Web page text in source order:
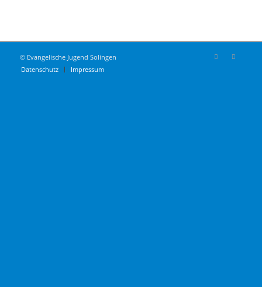
© Evangelische Jugend Solingen
Datenschutz
Impressum